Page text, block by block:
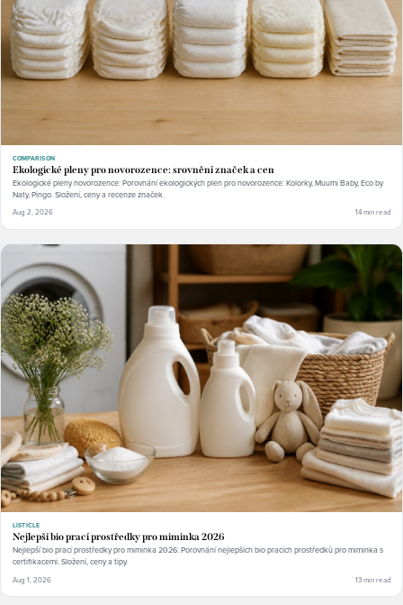
COMPARISON
Ekologické pleny pro novorozence: srovnění značek a cen
Ekologické pleny novorozence: Porovnání ekologických plen pro novorozence: Kolorky, Muumi Baby, Eco by
Naty, Pingo. Složení, ceny a recenze značek.
Aug 2, 2026 14 min read
LISTICLE
Nejlepší bio prací prostředky pro miminka 2026
Nejlepší bio prací prostředky pro miminka 2026: Porovnání nejlepších bio pracích prostředků pro miminka s
certifikacemi. Složení, ceny a tipy.
Aug 1, 2026 13 min read